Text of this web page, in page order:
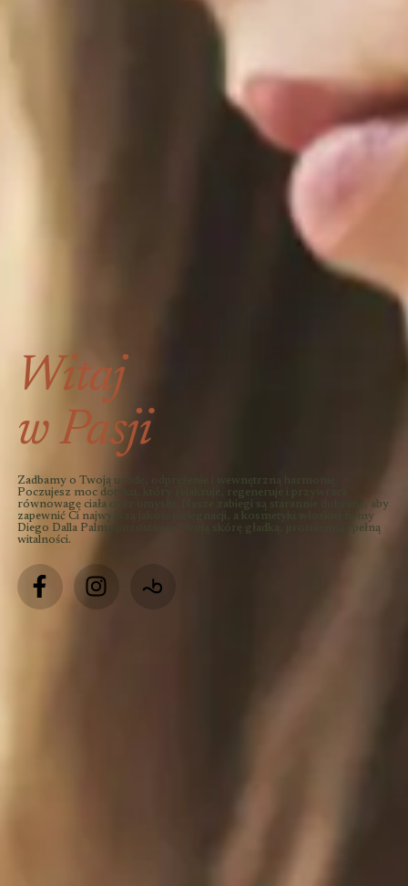
Witaj
w Pasji
Zadbamy o Twoją urodę, odprężenie i wewnętrzną harmonię.
Poczujesz moc dotyku, który relaksuje, regeneruje i przywraca
równowagę ciała oraz umysłu. Nasze zabiegi są starannie dobrane, aby
zapewnić Ci najwyższą jakość pielęgnacji, a kosmetyki włoskiej firmy
Diego Dalla Palma pozostawią Twoją skórę gładką, promienną i pełną
witalności.